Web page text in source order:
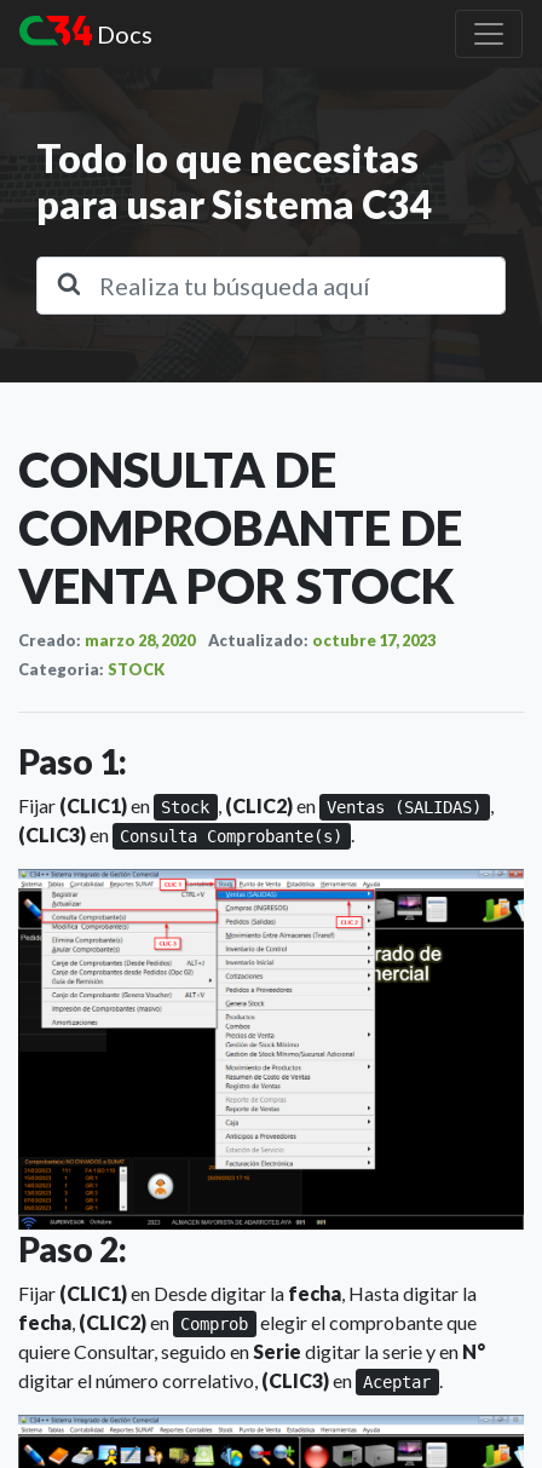
Docs
Todo lo que necesitas
para usar Sistema C34
CONSULTA DE
COMPROBANTE DE
VENTA POR STOCK
Creado: marzo 28, 2020 Actualizado: octubre 17, 2023
Categoria: STOCK
Paso 1:
Fijar (CLIC1)en Stock , (CLIC2)en Ventas (SALIDAS) ,
(CLIC3)en Consulta Comprobante(s) .
Paso 2:
Fijar (CLIC1)en Desde digitar la fecha, Hasta digitar la
fecha, (CLIC2)en Comprob elegir el comprobante que
quiere Consultar, seguido enSerie digitar la serie y en N°
digitar el número correlativo, (CLIC3)en Aceptar .